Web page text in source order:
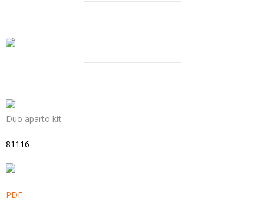
Duo aparto kit
81116
PDF